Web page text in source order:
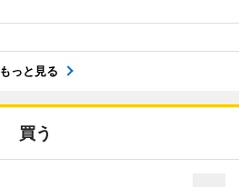
もっと見る
買う